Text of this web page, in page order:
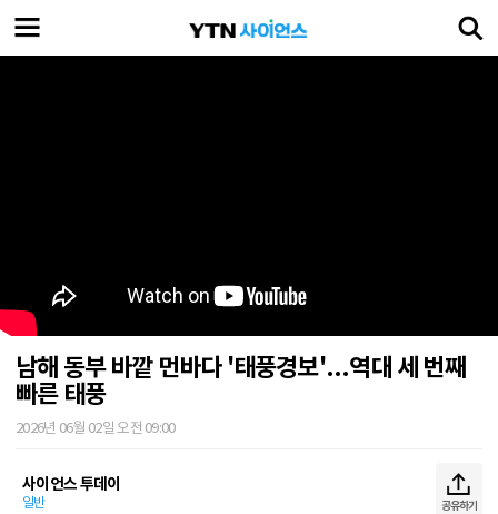
남해 동부 바깥 먼바다 '태풍경보'...역대 세 번째
빠른 태풍
2026년 06월 02일 오전 09:00
사이언스 투데이
일반 공유하기